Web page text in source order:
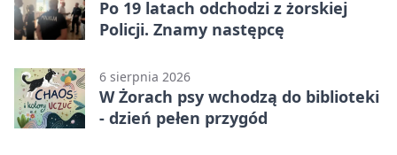
Po 19 latach odchodzi z żorskiej
Policji. Znamy następcę
6 sierpnia 2026
W Żorach psy wchodzą do biblioteki
- dzień pełen przygód